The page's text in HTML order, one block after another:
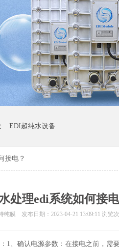
EDI超纯水设备
接电？
处理edi系统如何接
纯膜 发布日期： 2023-04-21 13:09:11 浏览
1、确认电源参数：在接电之前，需